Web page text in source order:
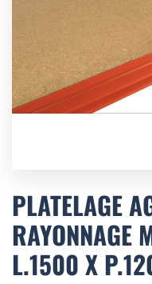
to
the
beginning
of
the
images
PLATELAGE
RAYONNAGE
L.1500 X